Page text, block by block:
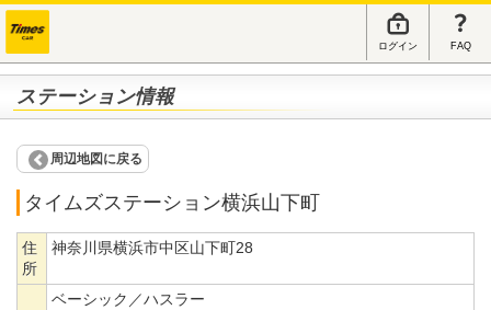
ログイン FAQ
ステーション情報
周辺地図に戻る
タイムズステーション横浜山下町
住
所
神奈川県横浜市中区山下町28
ベーシック／ハスラー